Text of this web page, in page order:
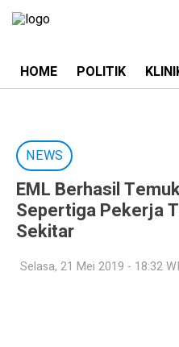
HOME POLITIK
NEWS
EML Berhasil
Sepertiga Pekerja
Sekitar
Selasa, 21 Mei 2019 - 18:32